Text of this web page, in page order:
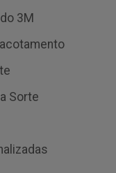
3M
Sorte